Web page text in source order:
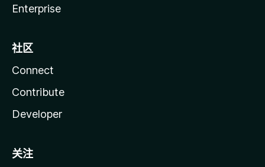
Enterprise
社区
Connect
Contribute
Developer
关注